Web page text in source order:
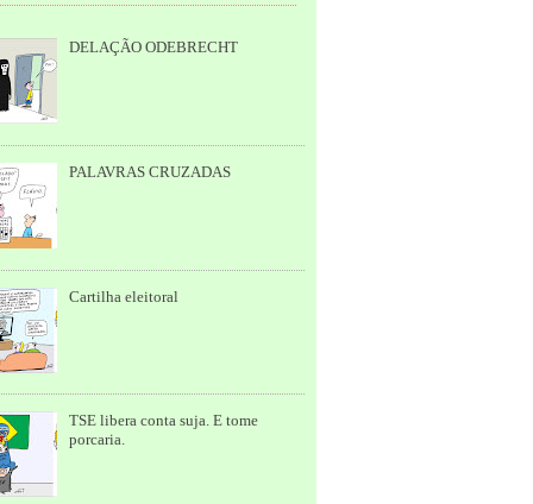
DELAÇÃO ODEBRECHT
PALAVRAS CRUZADAS
Cartilha eleitoral
TSE libera conta suja. E tome
porcaria.